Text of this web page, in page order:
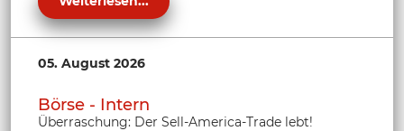
05. August 2026
Börse - Intern
Überraschung: Der Sell-America-Trade lebt!